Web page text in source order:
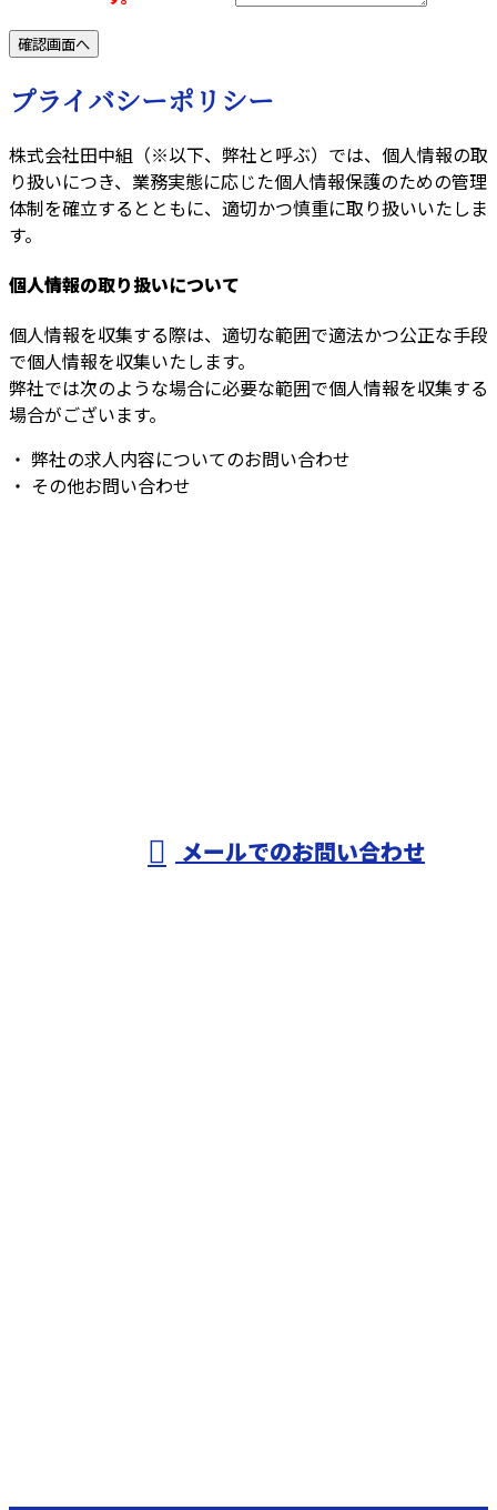
プライバシーポリシー
株式会社田中組（※以下、弊社と呼ぶ）では、個人情報の取
り扱いにつき、業務実態に応じた個人情報保護のための管理
体制を確立するとともに、適切かつ慎重に取り扱いいたしま
す。
個人情報の取り扱いについて
個人情報を収集する際は、適切な範囲で適法かつ公正な手段
で個人情報を収集いたします。
弊社では次のような場合に必要な範囲で個人情報を収集する
場合がございます。
・ 弊社の求人内容についてのお問い合わせ
・ その他お問い合わせ
メールでのお問い合わせ